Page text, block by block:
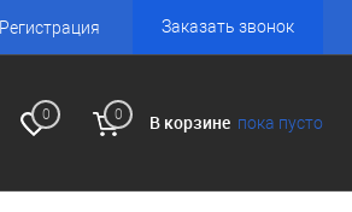
Регистрация Заказать звонок
0 0 В корзине пока пусто